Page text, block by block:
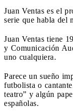
Juan Ventas es el
serie que habla del
Juan Ventas tiene
y Comunicación
uno cualquiera.
Parece un sueño
futbolista o
teatro” y algún
españolas.